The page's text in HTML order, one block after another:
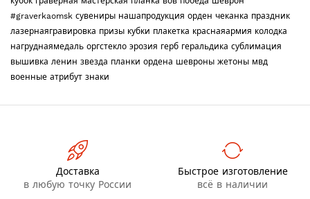
#graverkaomsk сувениры нашапродукция орден чеканка праздник
лазернаягравировка призы кубки плакетка краснаяармия колодка
нагруднаямедаль оргстекло эрозия герб геральдика сублимация
вышивка ленин звезда планки ордена шевроны жетоны мвд
военные атрибут знаки
Доставка
в любую точку России
Быстрое изготовление
всё в наличии